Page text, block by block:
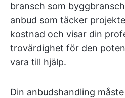
bransch som
anbud som täcker
kostnad och visar din
trovärdighet för den
vara till hjälp.
Din anbudshandling